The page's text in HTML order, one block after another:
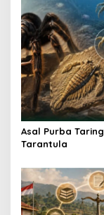
i
g
a
t
i
o
n
Asal Purba Taring
Tarantula